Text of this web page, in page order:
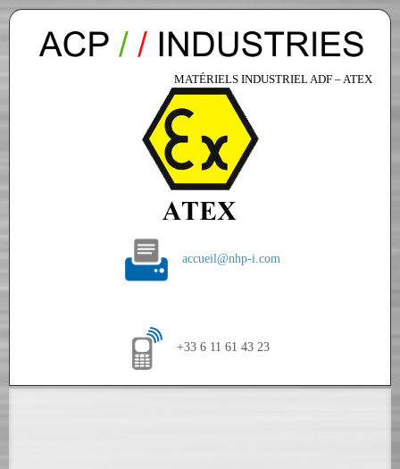
MATÉRIELS INDUSTRIEL ADF – ATEX
accueil@nhp-i.com
+33 6 11 61 43 23